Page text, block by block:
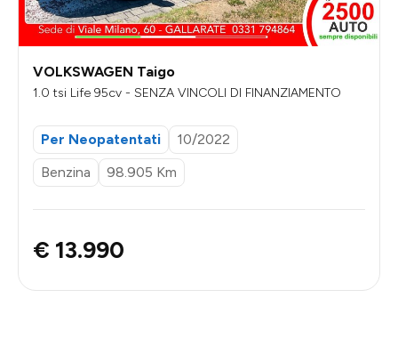
VOLKSWAGEN Taigo
1.0 tsi Life 95cv - SENZA VINCOLI DI FINANZIAMENTO
Per Neopatentati
10/2022
Benzina
98.905 Km
€ 13.990